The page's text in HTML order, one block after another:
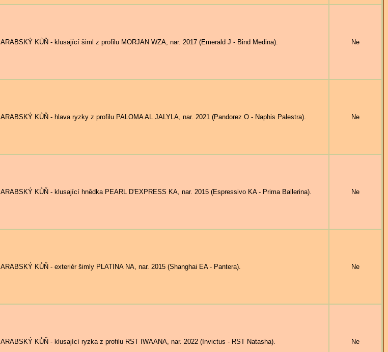
ARABSKÝ KŮŇ - klusající šiml z profilu MORJAN WZA, nar. 2017 (Emerald J - Bind Medina). Ne
ARABSKÝ KŮŇ - hlava ryzky z profilu PALOMA AL JALYLA, nar. 2021 (Pandorez O - Naphis Palestra). Ne
ARABSKÝ KŮŇ - klusající hnědka PEARL D'EXPRESS KA, nar. 2015 (Espressivo KA - Prima Ballerina). Ne
ARABSKÝ KŮŇ - exteriér šimly PLATINA NA, nar. 2015 (Shanghai EA - Pantera). Ne
ARABSKÝ KŮŇ - klusající ryzka z profilu RST IWAANA, nar. 2022 (Invictus - RST Natasha). Ne